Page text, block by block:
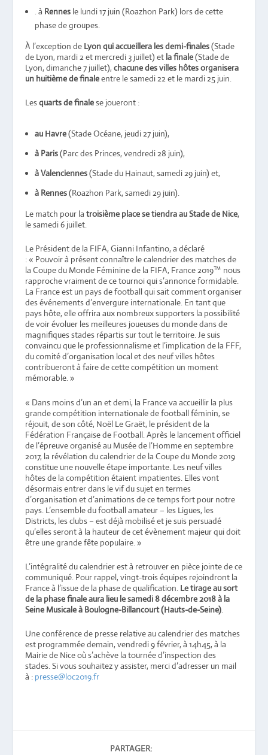
. à Rennes le lundi 17 juin (Roazhon Park) lors de cette
phase de groupes.
À l’exception de Lyon qui accueillera les demi-finales(Stade
de Lyon, mardi 2 et mercredi 3 juillet) et la finale(Stade de
Lyon, dimanche 7 juillet),chacune des villes hôtes organisera
un huitième de finaleentre le samedi 22 et le mardi 25 juin.
Lesquarts de finalese joueront :
au Havre(Stade Océane, jeudi 27 juin),
à Paris(Parc des Princes, vendredi 28 juin),
à Valenciennes(Stade du Hainaut, samedi 29 juin) et,
à Rennes(Roazhon Park, samedi 29 juin).
Le match pour latroisième place se tiendra au Stade de Nice,
le samedi 6 juillet.
Le Président de la FIFA, Gianni Infantino, a déclaré
:« Pouvoir à présent connaître le calendrier des matches de
la Coupe du Monde Féminine de la FIFA, France 2019™ nous
rapproche vraiment de ce tournoi qui s’annonce formidable.
La France est un pays de football qui sait comment organiser
des événements d’envergure internationale. En tant que
pays hôte, elle offrira aux nombreux supporters la possibilité
de voir évoluer les meilleures joueuses du monde dans de
magnifiques stades répartis sur tout le territoire. Je suis
convaincu que le professionnalisme et l’implication de la FFF,
du comité d’organisation local et des neuf villes hôtes
contribueront à faire de cette compétition un moment
mémorable. »
« Dans moins d’un an et demi, la France va accueillir la plus
grande compétition internationale de football féminin, se
réjouit, de son côté, Noël Le Graët, le président de la
Fédération Française de Football.Après le lancement officiel
de l’épreuve organisé au Musée de l’Homme en septembre
2017, la révélation du calendrier de la Coupe du Monde 2019
constitue une nouvelle étape importante. Les neuf villes
hôtes de la compétition étaient impatientes. Elles vont
désormais entrer dans le vif du sujet en termes
d’organisation et d’animations de ce temps fort pour notre
pays. L’ensemble du football amateur – les Ligues, les
Districts, les clubs – est déjà mobilisé et je suis persuadé
qu’elles seront à la hauteur de cet évènement majeur qui doit
être une grande fête populaire. »
L’intégralité du calendrier est à retrouver en pièce jointe de ce
communiqué. Pour rappel, vingt-trois équipes rejoindront la
France à l’issue de la phase de qualification. Le tirage au sort
de la phase finale aura lieu le samedi 8 décembre 2018 à la
Seine Musicale à Boulogne-Billancourt (Hauts-de-Seine).
Une conférence de presse relative au calendrier des matches
est programmée demain, vendredi 9 février, à 14h45, à la
Mairie de Nice où s’achève la tournée d’inspection des
stades. Si vous souhaitez y assister, merci d’adresser un mail
à : presse@loc2019.fr
PARTAGER: